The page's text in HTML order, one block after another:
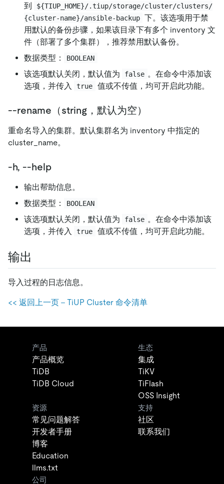
到
${TIUP_HOME}/.tiup/storage/cluster/clusters/
{cluster-name}/ansible-backup 下。该选项用于禁
用默认的备份步骤，如果该目录下有多个 inventory 文
件（部署了多个集群），推荐禁用默认备份。
数据类型：
BOOLEAN
该选项默认关闭，默认值为 false 。在命令中添加该
选项，并传入
true 值或不传值，均可开启此功能。
--rename（string，默认为空）
重命名导入的集群。默认集群名为 inventory 中指定的
cluster_name。
-h, --help
输出帮助信息。
数据类型：
BOOLEAN
该选项默认关闭，默认值为 false 。在命令中添加该
选项，并传入
true 值或不传值，均可开启此功能。
输出
导入过程的日志信息。
<< 返回上一页 - TiUP Cluster 命令清单
产品
产品概览
TiDB
TiDB Cloud
生态
集成
TiKV
TiFlash
OSS Insight
资源
常见问题解答
开发者手册
博客
Education
llms.txt
支持
社区
联系我们
公司